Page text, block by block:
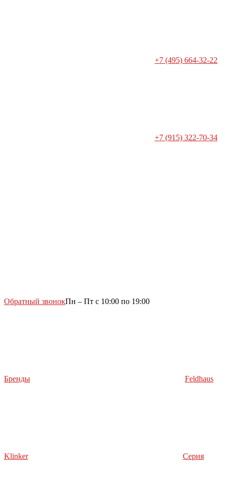
+7 (495) 664-32-22
+7 (915) 322-70-34
Обратный звонокПн – Пт с 10:00 по 19:00
Бренды Feldhaus
Klinker Серия